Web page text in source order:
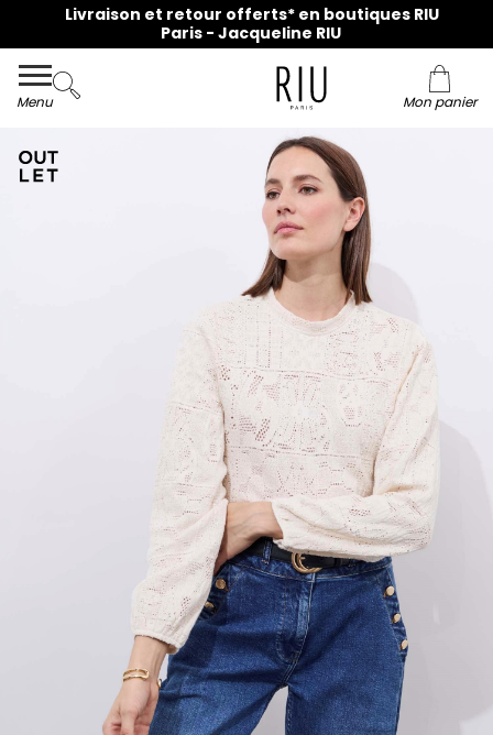
Livraison et retour offerts* en boutiques RIU
Paris - Jacqueline RIU
Menu Mon panier